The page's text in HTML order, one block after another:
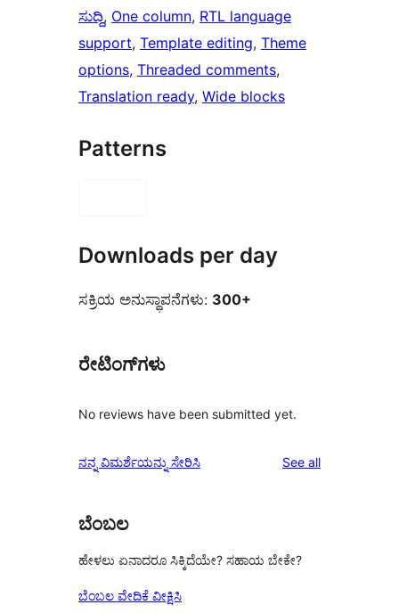
ಸುದ್ದಿ, One column, RTL language
support, Template editing, Theme
options, Threaded comments
Translation ready, Wide blocks
Patterns
Downloads per day
ಸಕ್ರಿಯ ಅನುಸ್ಥಾಪನೆಗಳು: 300+
ರೇಟಿಂಗ್‌ಗಳು
No reviews have been submitted yet.
ನನ್ನ ವಿಮರ್ಶೆಯನ್ನು ಸೇರಿಸಿ See allreviews
ಬೆಂಬಲ
ಹೇಳಲು ಏನಾದರೂ ಸಿಕ್ಕಿದೆಯೇ? ಸಹಾಯ ಬೇಕೇ?
ಬೆಂಬಲ ವೇದಿಕೆ ವೀಕ್ಷಿಸಿ